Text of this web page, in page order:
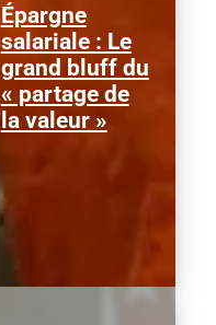
Épargne
salariale : Le
grand bluff du
« partage de
la valeur »
Alors que l'inflation et la
course aux profits
écrasent le pouvoir
d’achat, la loi « partage
de la...